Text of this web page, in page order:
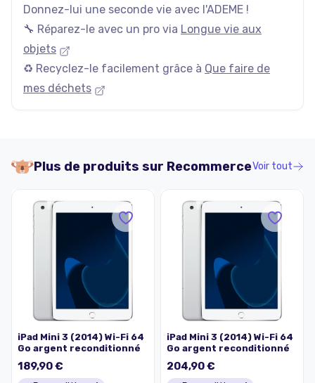
Donnez-lui une seconde vie avec l'ADEME !
🔧 Réparez-le avec un pro via Longue vie aux
objets
♻️ Recyclez-le facilement grâce à Que faire de
mes déchets
Plus de produits sur RecommerceVoir tout
iPad Mini 3 (2014) Wi-Fi 64
Go argent reconditionné
189,90 €
iPad Mini 3 (2014) Wi-Fi 64
Go argent reconditionné
204,90 €